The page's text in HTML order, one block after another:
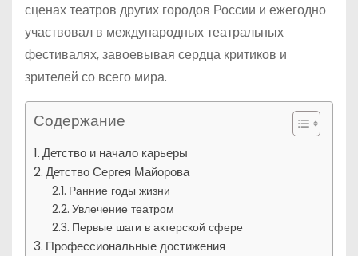
сценах театров других городов России и ежегодно
участвовал в международных театральных
фестивалях, завоевывая сердца критиков и
зрителей со всего мира.
Содержание
Детство и начало карьеры
Детство Сергея Майорова
Ранние годы жизни
Увлечение театром
Первые шаги в актерской сфере
Профессиональные достижения